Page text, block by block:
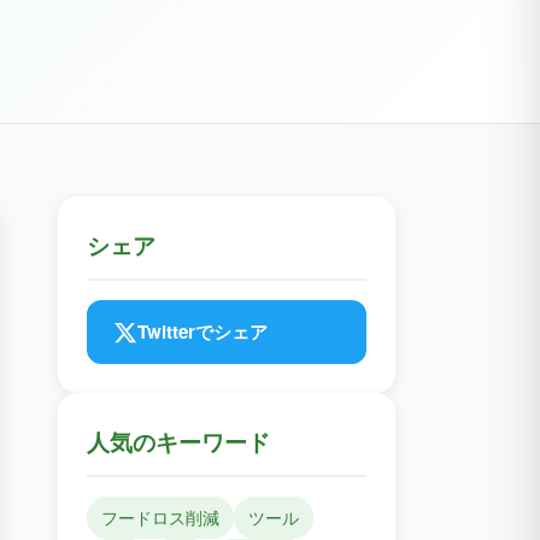
シェア
Twitterでシェア
人気のキーワード
フードロス削減 ツール